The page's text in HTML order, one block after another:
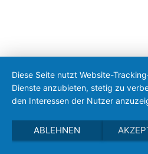
Diese Seite nutzt Website-
Dienste anzubieten, stetig zu
den Interessen der Nutzer
ABLEHNEN